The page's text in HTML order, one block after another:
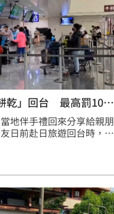
乾」回台 最高罰100
地伴手禮回來分享給親朋
日前赴日旅遊回台時，發
疫櫃台通報才沒被罰